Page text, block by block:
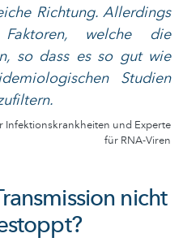
Richtung. Allerdings
welche die
so dass es so gut wie
Studien
Infektionskrankheiten und Experte
für RNA-Viren
nicht